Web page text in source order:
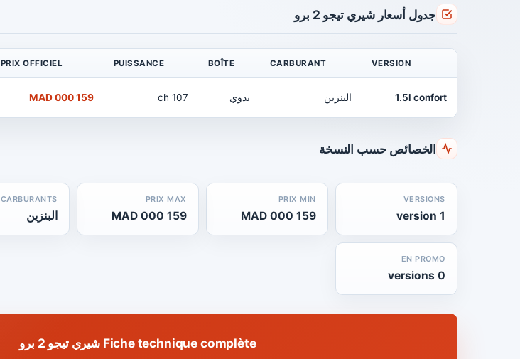
جدول أسعار شيري تيجو 2 برو
VERSION
CARBURANT
BOÎTE
PUISSANCE
PRIX OFFICIEL
1.5l confort البنزين يدوي 107 ch
159 000 MAD
الخصائص حسب النسخة
VERSIONS
1 version
PRIX MIN
159 000 MAD
PRIX MAX
159 000 MAD
CARBURANTS
البنزين
EN PROMO
0 versions
Fiche technique complète شيري تيجو 2 برو